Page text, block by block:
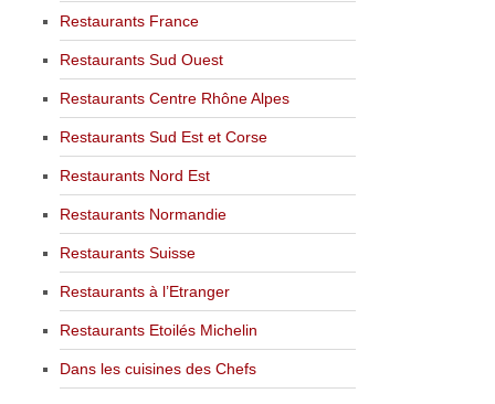
Restaurants France
Restaurants Sud Ouest
Restaurants Centre Rhône Alpes
Restaurants Sud Est et Corse
Restaurants Nord Est
Restaurants Normandie
Restaurants Suisse
Restaurants à l’Etranger
Restaurants Etoilés Michelin
Dans les cuisines des Chefs